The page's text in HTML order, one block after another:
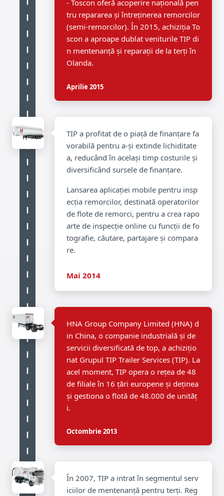
- Toscon oferă acoperire națională pen
tru repararea și întreținerea remorcilor
(semi-remorcilor). În 2015, achiziția To
scon a aproape dublat veniturile TIP di
n mentenanță și reparații de la terți în
Olanda.
Aprilie 2015
TIP a profitat de o piață de finanțare fa
vorabilă pentru a-și extinde lichiditate
a, reducând în același timp costurile și
diversificând sursele de finanțare.
Lansarea aplicației mobile pentru insp
ecția remorcilor, destinată operatorilor
de flote de remorci, pentru a crea rapo
arte de inspecție online cu funcții de fo
tografie, căutare, partajare și compara
re.
Mai 2014
HNA Group Company Limited (HNA) d
in China, o companie industrială și de
servicii diversificată de top, a achizițio
nat Grupul TIP Trailer Services (TIP). La
acel moment, TIP opera o rețea de 48
de filiale în 16 țări europene și deținea
și gestiona o flotă de 48.000 de unităț
i.
Octombrie 2013
În 2007, TIP a intrat în segmentul serv
iciilor de mentenanță pentru terți. Reg